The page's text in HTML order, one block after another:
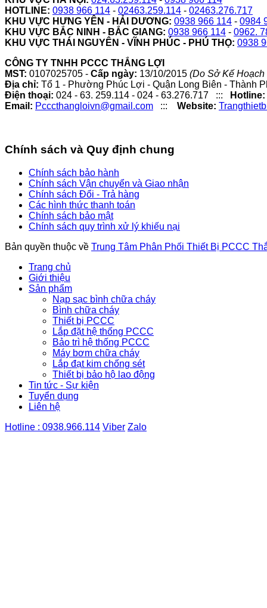
HOTLINE: 0938 966 114 - 02463.259.114 - 02463.276.717
KHU VỰC HƯNG YÊN - HẢI DƯƠNG: 0938 966 114 - 0984
KHU VỰC BẮC NINH - BẮC GIANG: 0938 966 114 - 0962.
KHU VỰC THÁI NGUYÊN - VĨNH PHÚC - PHÚ THỌ: 0938
CÔNG TY TNHH PCCC THẮNG LỢI
MST: 0107025705 - Cấp ngày: 13/10/2015 (Do Sở Kế
Địa chỉ: Tổ 1 - Phường Phúc Lợi - Quận Long Biên - Thành
Điện thoại: 024 - 63. 259.114 - 024 - 63.276.717 ::: Hotline:
Email: Pcccthangloivn@gmail.com ::: Website:
Chính sách và Quy định chung
Chính sách bảo hành
Chính sách Vận chuyển và Giao nhận
Chính sách Đổi - Trả hàng
Các hình thức thanh toán
Chính sách bảo mật
Chính sách quy trình xử lý khiếu nại
Bản quyền thuộc về Trung Tâm Phân Phối Thiết Bị PCCC
Trang chủ
Giới thiệu
Sản phẩm
Nạp sạc bình chữa cháy
Bình chữa cháy
Thiết bị PCCC
Lắp đặt hệ thống PCCC
Bảo trì hệ thống PCCC
Máy bơm chữa cháy
Lắp đạt kim chống sét
Thiết bị bảo hộ lao động
Tin tức - Sự kiện
Tuyển dụng
Liên hệ
Hotline : 0938.966.114 Viber Zalo